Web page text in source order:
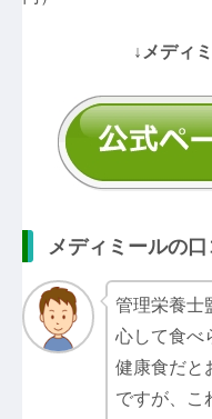
↓メディ
メディミールの口
管理栄養士
心して食べ
健康食だと
ですが、こ